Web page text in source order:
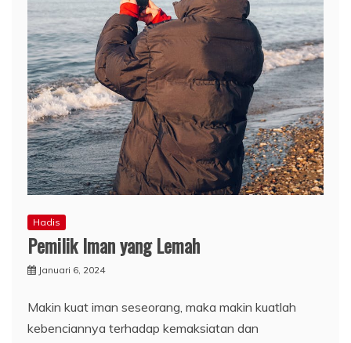
Hadis
Pemilik Iman yang Lemah
Januari 6, 2024
Makin kuat iman seseorang, maka makin kuatlah
kebenciannya terhadap kemaksiatan dan